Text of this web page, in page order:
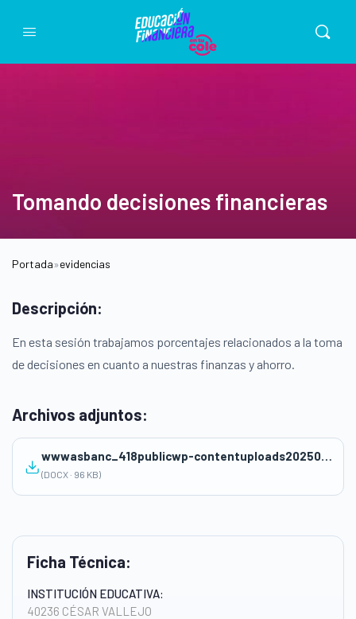
Tomando decisiones financieras
Portada»evidencias
Ficha Técnica:
INSTITUCIÓN EDUCATIVA:
40236 CÉSAR VALLEJO
Descripción:
En esta sesión trabajamos porcentajes relacionados a la toma
de decisiones en cuanto a nuestras finanzas y ahorro.
Archivos adjuntos:
wwwasbanc_418publicwp-contentuploads202505sesion-ed.-Financiera-1.docx
(DOCX · 96 KB)